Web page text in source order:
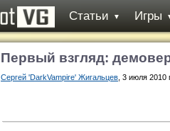
Статьи ▼ Игры
Первый взгляд:
Сергей 'DarkVampire' Жигальцев , 3 июля 2010